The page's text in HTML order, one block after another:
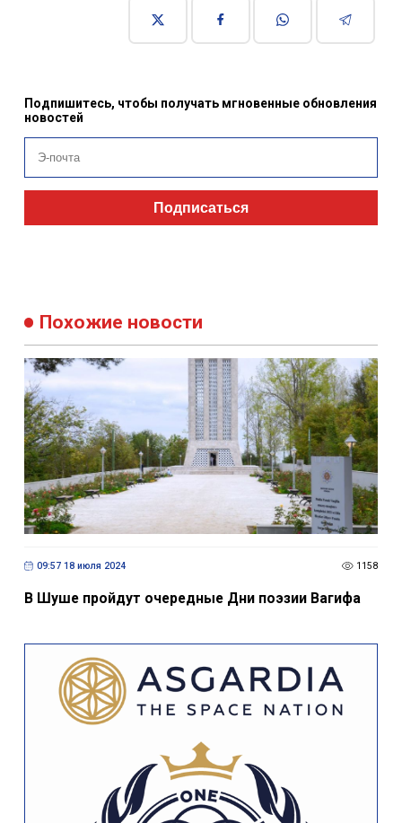
Подпишитесь, чтобы получать мгновенные обновления
новостей
Подписаться
Похожие новости
09:57 18 июля 2024 1158
В Шуше пройдут очередные Дни поэзии Вагифа